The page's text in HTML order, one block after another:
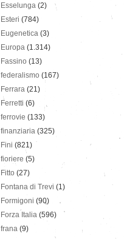
Esselunga (2)
Esteri (784)
Eugenetica (3)
Europa (1.314)
Fassino (13)
federalismo (167)
Ferrara (21)
Ferretti (6)
ferrovie (133)
finanziaria (325)
Fini (821)
fioriere (5)
Fitto (27)
Fontana di Trevi (1)
Formigoni (90)
Forza Italia (596)
frana (9)